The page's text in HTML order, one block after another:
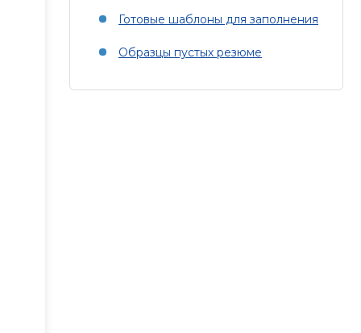
Готовые шаблоны для заполнения
Образцы пустых резюме